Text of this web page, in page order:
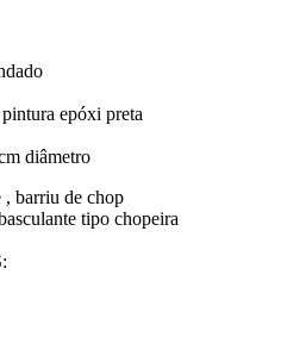
epóxi preta
diâmetro
barriu de chop
tipo chopeira